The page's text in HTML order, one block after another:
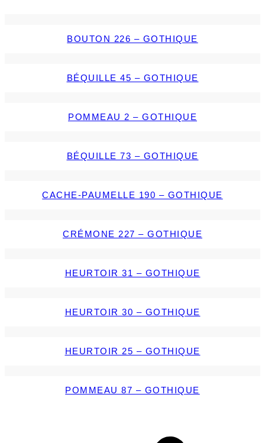
BOUTON 226 – GOTHIQUE
BÉQUILLE 45 – GOTHIQUE
POMMEAU 2 – GOTHIQUE
BÉQUILLE 73 – GOTHIQUE
CACHE-PAUMELLE 190 – GOTHIQUE
CRÉMONE 227 – GOTHIQUE
HEURTOIR 31 – GOTHIQUE
HEURTOIR 30 – GOTHIQUE
HEURTOIR 25 – GOTHIQUE
POMMEAU 87 – GOTHIQUE